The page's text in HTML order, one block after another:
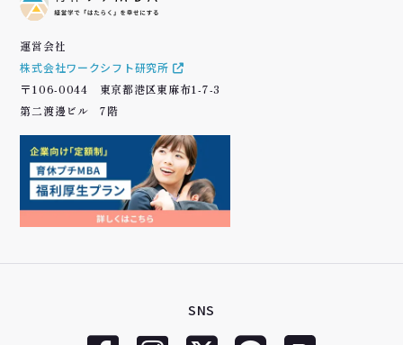
運営会社
株式会社ワークシフト研究所
〒106-0044 東京都港区東麻布1-7-3
第二渡邊ビル 7階
SNS